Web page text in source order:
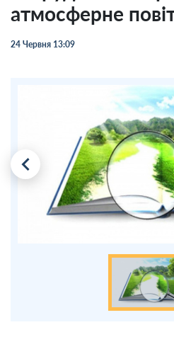
атмосферне
24 Червня 13:09